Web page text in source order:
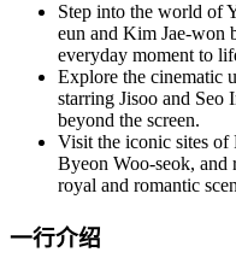
Step into the world of
eun and Kim Jae-won
everyday moment to
Explore the cinematic
starring Jisoo and Seo
beyond the screen.
Visit the iconic sites
Byeon Woo-seok, and
royal and romantic
一行介绍